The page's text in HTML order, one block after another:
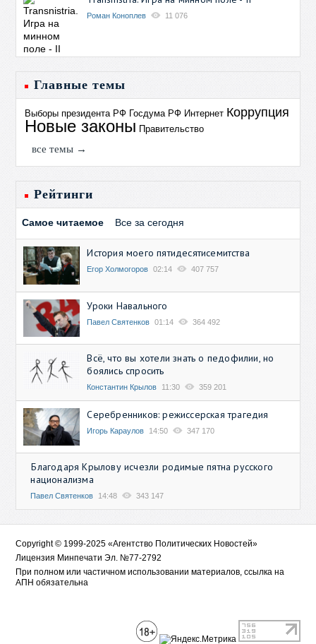
Роман Коноплев 11 076
Главные темы
Выборы президента РФ Госдума РФ Интернет Коррупция
Новые законы Правительство
все темы →
Рейтинги
Самое читаемое Все за сегодня
История моего пятидесятисемитства
Егор Холмогоров 02:14 407 757
Уроки Навального
Павел Святенков 01:14 364 492
Всё, что вы хотели знать о педофилии, но
боялись спросить
Константин Крылов 11:30 359 201
Серебренников: режиссерская трагедия
Игорь Караулов 14:50 347 170
Благодаря Крылову исчезли родимые пятна русского
национализма
Павел Святенков 14:48 343 147
Copyright © 1999-2025 «Агентство Политических Новостей»
Лицензия Минпечати Эл. №77-2792
При полном или частичном использовании материалов, ссылка на
АПН обязательна